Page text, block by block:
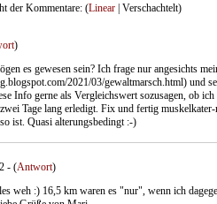
der Kommentare: (Linear | Verschachtelt)
)
es gewesen sein? Ich frage nur angesichts
2021/03/gewaltmarsch.html) und
Info gerne als Vergleichswert sozusagen, ob ich
Tage lang erledigt. Fix und fertig
ist. Quasi alterungsbedingt :-)
- (Antwort)
weh :) 16,5 km waren es "nur", wenn ich